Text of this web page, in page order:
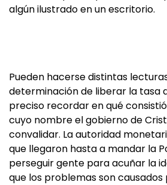
algún ilustrado en un escritorio.
Pueden hacerse distintas
determinación de liberar la tasa
preciso recordar en qué consistió
cuyo nombre el gobierno de
convalidar. La autoridad
que llegaron hasta a mandar la
perseguir gente para acuñar la
que los problemas son causados